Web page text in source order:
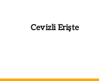
Cevizli Erişte